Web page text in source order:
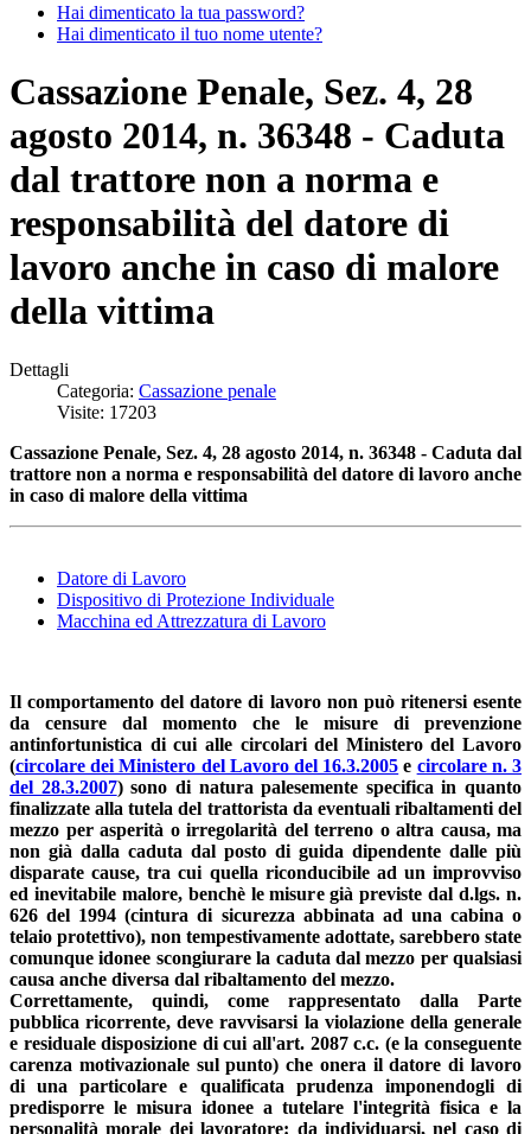
Hai dimenticato la tua password?
Hai dimenticato il tuo nome utente?
Cassazione Penale, Sez. 4, 28
agosto 2014, n. 36348 - Caduta
dal trattore non a norma e
responsabilità del datore di
lavoro anche in caso di malore
della vittima
Dettagli
Categoria: Cassazione penale
Visite: 17203
Cassazione Penale, Sez. 4, 28 agosto 2014, n. 36348 - Caduta dal
trattore non a norma e responsabilità del datore di lavoro anche
in caso di malore della vittima
Datore di Lavoro
Dispositivo di Protezione Individuale
Macchina ed Attrezzatura di Lavoro
Il comportamento del datore di lavoro non può ritenersi esente
da censure dal momento che le misure di prevenzione
antinfortunistica di cui alle circolari del Ministero del Lavoro
(circolare dei Ministero del Lavoro del 16.3.2005 e circolare n. 3
del 28.3.2007) sono di natura palesemente specifica in quanto
finalizzate alla tutela del trattorista da eventuali ribaltamenti del
mezzo per asperità o irregolarità del terreno o altra causa, ma
non già dalla caduta dal posto di guida dipendente dalle più
disparate cause, tra cui quella riconducibile ad un improvviso
ed inevitabile malore, benchè le misure già previste dal d.lgs. n.
626 del 1994 (cintura di sicurezza abbinata ad una cabina o
telaio protettivo), non tempestivamente adottate, sarebbero state
comunque idonee scongiurare la caduta dal mezzo per qualsiasi
causa anche diversa dal ribaltamento del mezzo.
Correttamente, quindi, come rappresentato dalla Parte
pubblica ricorrente, deve ravvisarsi la violazione della generale
e residuale disposizione di cui all'art. 2087 c.c. (e la conseguente
carenza motivazionale sul punto) che onera il datore di lavoro
di una particolare e qualificata prudenza imponendogli di
predisporre le misura idonee a tutelare l'integrità fisica e la
personalità morale dei lavoratore: da individuarsi, nel caso di